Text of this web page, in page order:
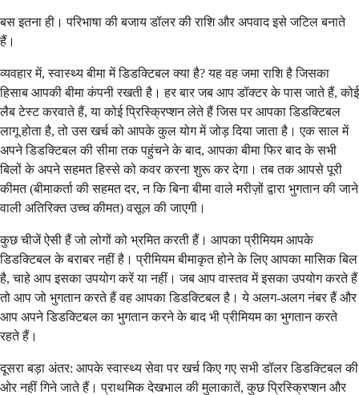
बस इतना ही। परिभाषा की बजाय डॉलर की राशि और अपवाद इसे जटिल बनाते
हैं।
व्यवहार में, स्वास्थ्य बीमा में डिडक्टिबल क्या है? यह वह जमा राशि है जिसका
हिसाब आपकी बीमा कंपनी रखती है। हर बार जब आप डॉक्टर के पास जाते हैं, कोई
लैब टेस्ट करवाते हैं, या कोई प्रिस्क्रिप्शन लेते हैं जिस पर आपका डिडक्टिबल
लागू होता है, तो उस खर्च को आपके कुल योग में जोड़ दिया जाता है। एक साल में
अपने डिडक्टिबल की सीमा तक पहुंचने के बाद, आपका बीमा फिर बाद के सभी
बिलों के अपने सहमत हिस्से को कवर करना शुरू कर देगा। तब तक आपसे पूरी
कीमत (बीमाकर्ता की सहमत दर, न कि बिना बीमा वाले मरीज़ों द्वारा भुगतान की जाने
वाली अतिरिक्त उच्च कीमत) वसूल की जाएगी।
कुछ चीजें ऐसी हैं जो लोगों को भ्रमित करती हैं। आपका प्रीमियम आपके
डिडक्टिबल के बराबर नहीं है। प्रीमियम बीमाकृत होने के लिए आपका मासिक बिल
है, चाहे आप इसका उपयोग करें या नहीं। जब आप वास्तव में इसका उपयोग करते हैं
तो आप जो भुगतान करते हैं वह आपका डिडक्टिबल है। ये अलग-अलग नंबर हैं और
आप अपने डिडक्टिबल का भुगतान करने के बाद भी प्रीमियम का भुगतान करते
रहते हैं।
दूसरा बड़ा अंतर: आपके स्वास्थ्य सेवा पर खर्च किए गए सभी डॉलर डिडक्टिबल की
ओर नहीं गिने जाते हैं। प्राथमिक देखभाल की मुलाकातें, कुछ प्रिस्क्रिप्शन और